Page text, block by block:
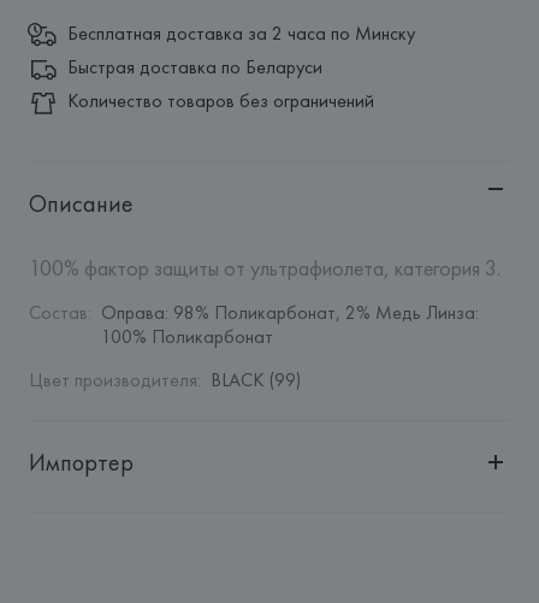
Бесплатная доставка за 2 часа по Минску
Быстрая доставка по Беларуси
Количество товаров без ограничений
Описание
100% фактор защиты от ультрафиолета, категория 3.
Состав: Оправа: 98% Поликарбонат, 2% Медь Линза:
100% Поликарбонат
Цвет производителя: BLACK (99)
Импортер